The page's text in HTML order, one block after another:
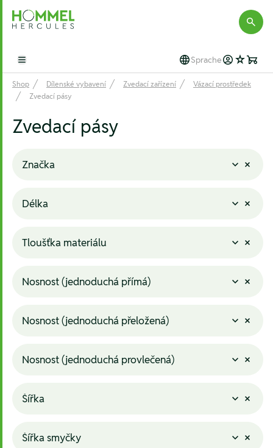
Hommel Hercules
Open main menu Sprache
Shop Dílenské vybavení Zvedací zařízení
Vázací prostředek
Zvedací pásy
Zvedací pásy
Značka
Délka
Tloušťka materiálu
Nosnost (jednoduchá přímá)
Nosnost (jednoduchá přeložená)
Nosnost (jednoduchá provlečená)
Šířka
Šířka smyčky